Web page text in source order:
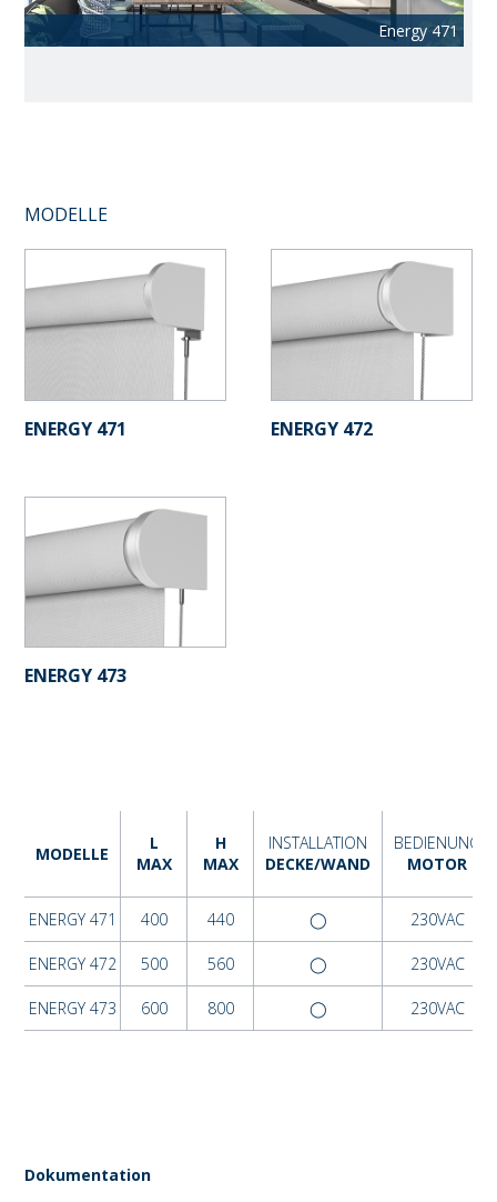
Energy 471
Energy 473
MODELLE
ENERGY 471 ENERGY 472
ENERGY 473
MODELLE
L
MAX
H
MAX
INSTALLATION
DECKE/WAND
BEDIENUNG
MOTOR
ENERGY 471 400 440 ◯ 230VAC
ENERGY 472 500 560 ◯ 230VAC
ENERGY 473 600 800 ◯ 230VAC
Dokumentation